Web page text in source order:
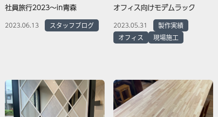
社員旅行2023～in青森
2023.06.13 スタッフブログ
オフィス向けモデムラック
2023.05.31
製作実績
オフィス
現場施工